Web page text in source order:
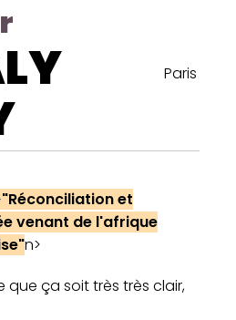
Paris
nciliationet
venant de l'afrique
n>
que ça soit très très clair,